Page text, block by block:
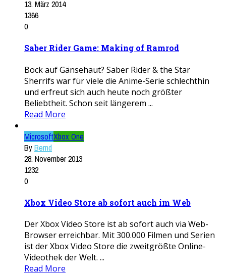
13. März 2014
1366
0
Saber Rider Game: Making of Ramrod
Bock auf Gänsehaut? Saber Rider & the Star
Sherrifs war für viele die Anime-Serie schlechthin
und erfreut sich auch heute noch größter
Beliebtheit. Schon seit längerem ...
Read More
MicrosoftXbox One
ByBernd
28. November 2013
1232
0
Xbox Video Store ab sofort auch im Web
Der Xbox Video Store ist ab sofort auch via Web-
Browser erreichbar. Mit 300.000 Filmen und Serien
ist der Xbox Video Store die zweitgrößte Online-
Videothek der Welt. ...
Read More